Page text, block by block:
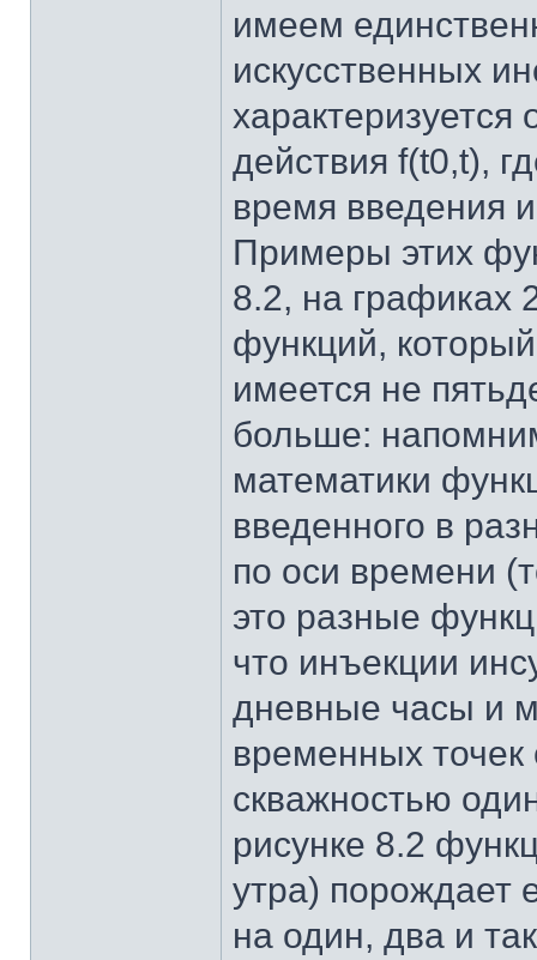
имеем
искусственных
действия f(t0,t),
время введения
Примеры этих
8.2, на
функций,
имеется не
больше:
математики
введенного в
по оси времени
это разные
что инъекции
дневные часы и
временных точек
скважностью
рисунке 8.2
утра) порождает
на один, два и